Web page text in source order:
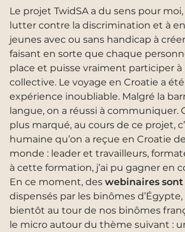
Le projet TwidSA a du sens pour moi,
lutter contre la discrimination et à
jeunes avec ou sans handicap à
faisant en sorte que chaque
place et puisse vraiment participer à
collective. Le voyage en Croatie a
expérience inoubliable. Malgré la
langue, on a réussi à communiquer.
plus marqué, au cours de ce projet,
humaine qu’on a reçue en Croatie
monde : leader et travailleurs,
à cette formation, j’ai pu gagner en
En ce moment, des webinaires sont
dispensés par les binômes d’Égypte,
bientôt au tour de nos binômes
le micro autour du thème suivant :